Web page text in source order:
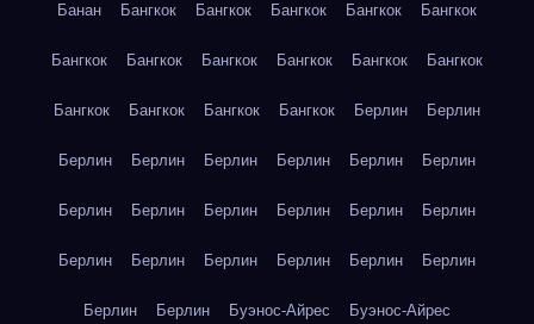
Банан Бангкок Бангкок Бангкок Бангкок Бангкок
Бангкок Бангкок Бангкок Бангкок Бангкок Бангкок
Бангкок Бангкок Бангкок Бангкок Берлин Берлин
Берлин Берлин Берлин Берлин Берлин Берлин
Берлин Берлин Берлин Берлин Берлин Берлин
Берлин Берлин Берлин Берлин Берлин Берлин
Берлин Берлин Буэнос-Айрес Буэнос-Айрес